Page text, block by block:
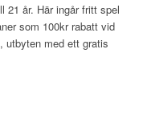
21 år. Här ingår fritt spel
som 100kr rabatt vid
utbyten med ett gratis